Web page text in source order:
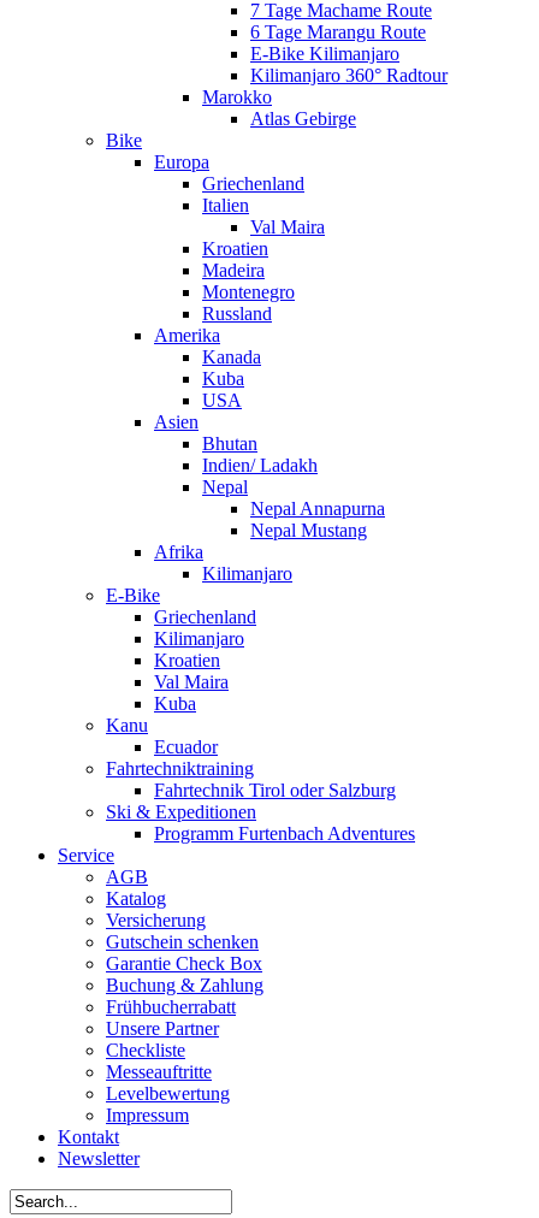
7 Tage Machame Route
6 Tage Marangu Route
E-Bike Kilimanjaro
Kilimanjaro 360° Radtour
Marokko
Atlas Gebirge
Bike
Europa
Griechenland
Italien
Val Maira
Kroatien
Madeira
Montenegro
Russland
Amerika
Kanada
Kuba
USA
Asien
Bhutan
Indien/ Ladakh
Nepal
Nepal Annapurna
Nepal Mustang
Afrika
Kilimanjaro
E-Bike
Griechenland
Kilimanjaro
Kroatien
Val Maira
Kuba
Kanu
Ecuador
Fahrtechniktraining
Fahrtechnik Tirol oder Salzburg
Ski & Expeditionen
Programm Furtenbach Adventures
Service
AGB
Katalog
Versicherung
Gutschein schenken
Garantie Check Box
Buchung & Zahlung
Frühbucherrabatt
Unsere Partner
Checkliste
Messeauftritte
Levelbewertung
Impressum
Kontakt
Newsletter